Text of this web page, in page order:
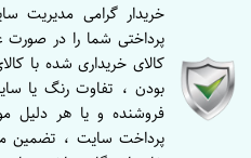
خریدار گرامی مدیریت
پرداختی شما را در
کالای خریداری شده با
بودن ، تفاوت رنگ یا
فروشنده و یا هر دلیل
پرداخت سایت ، تضمین